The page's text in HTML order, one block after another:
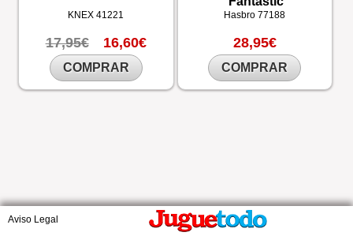
KNEX41221
17,95€ 16,60€
COMPRAR
Hasbro77188
28,95€
COMPRAR
Aviso Legal